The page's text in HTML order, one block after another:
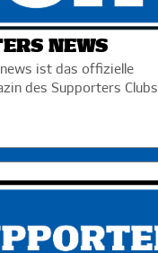
NEWS
ist das offizielle
des Supporters Clubs.